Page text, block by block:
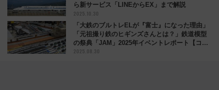
ら新サービス「LINEからEX」まで解説
2025.10.30
「大鉄のブルトレELが『富士』になった理由」
「元祖撮り鉄のヒギンズさんとは？」鉄道模型
の祭典「JAM」2025年イベントレポート【コラ
ム】
2025.08.30